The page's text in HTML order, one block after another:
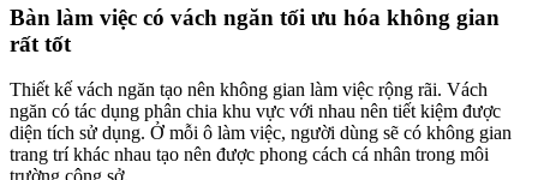
Bàn làm việc có vách ngăn tối ưu hóa không gian
rất tốt
Thiết kế vách ngăn tạo nên không gian làm việc rộng rãi. Vách
ngăn có tác dụng phân chia khu vực với nhau nên tiết kiệm được
diện tích sử dụng. Ở mỗi ô làm việc, người dùng sẽ có không gian
trang trí khác nhau tạo nên được phong cách cá nhân trong môi